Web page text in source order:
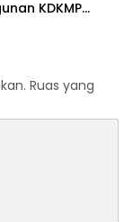
KDKMP
Ruas yang